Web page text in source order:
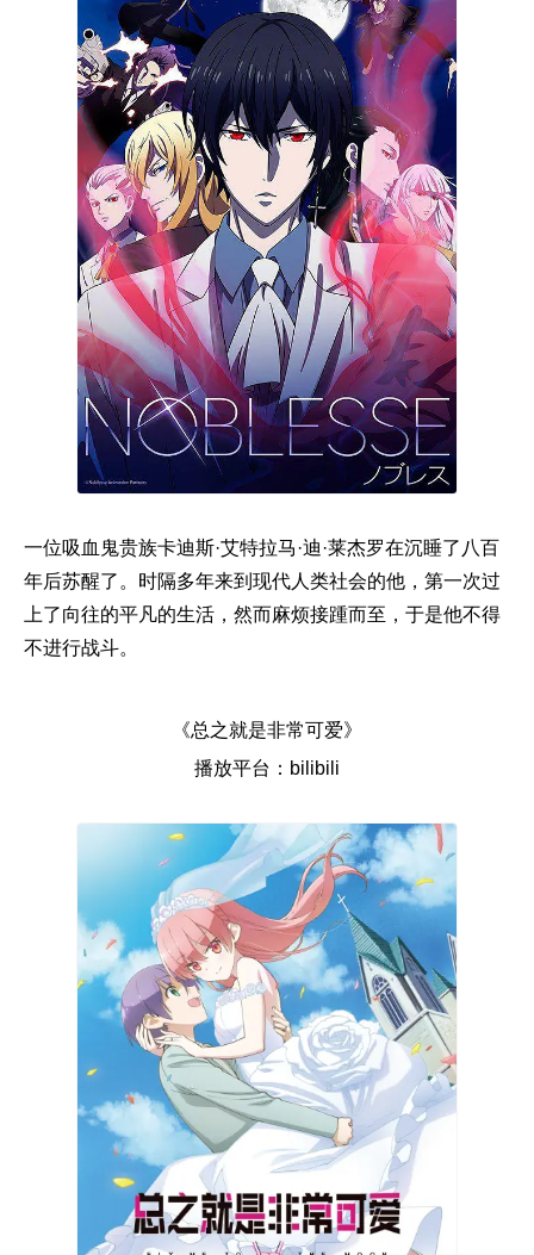
一位吸血鬼贵族卡迪斯·艾特拉马·迪·莱杰罗在沉睡了八百
年后苏醒了。时隔多年来到现代人类社会的他，第一次过
上了向往的平凡的生活，然而麻烦接踵而至，于是他不得
不进行战斗。
《总之就是非常可爱》
播放平台：bilibili